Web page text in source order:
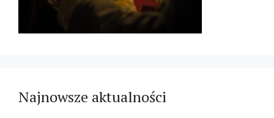
Najnowsze aktualności